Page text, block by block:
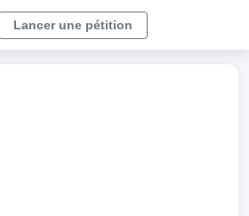
Lancer une pétition